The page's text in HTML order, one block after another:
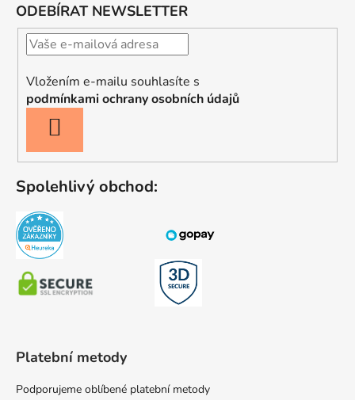
ODEBÍRAT NEWSLETTER
Vložením e-mailu souhlasíte s
podmínkami ochrany osobních údajů
SE
Spolehlivý obchod:
Platební metody
Podporujeme oblíbené platební metody